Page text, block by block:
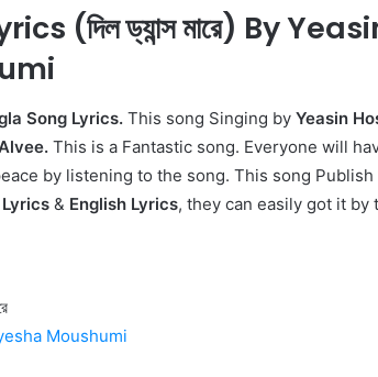
(দিল ড্যান্স মারে) By
Song Lyrics. This song Singing by Yeasin
This is a Fantastic song. Everyone will
by listening to the song. This song Publish
& English Lyrics, they can easily got it by
Moushumi